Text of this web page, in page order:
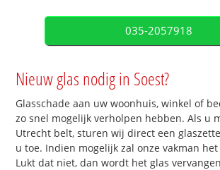
035-2057918
Nieuw glas nodig in Soest?
Glasschade aan uw woonhuis, winkel of
zo snel mogelijk verholpen hebben. Als u
Utrecht belt, sturen wij direct een
u toe. Indien mogelijk zal onze vakman
Lukt dat niet, dan wordt het glas